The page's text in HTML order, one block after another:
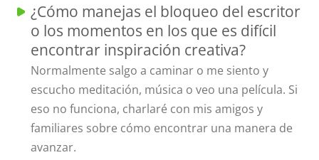
¿Cómo manejas el bloqueo del escritor
o los momentos en los que es difícil
encontrar inspiración creativa?
Normalmente salgo a caminar o me siento y
escucho meditación, música o veo una película. Si
eso no funciona, charlaré con mis amigos y
familiares sobre cómo encontrar una manera de
avanzar.